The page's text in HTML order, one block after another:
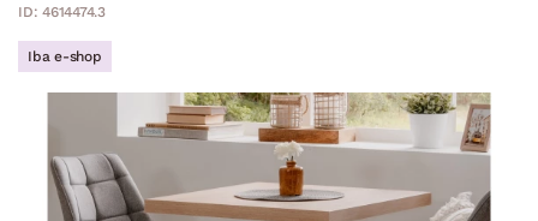
ID: 4614474.3
Iba e-shop